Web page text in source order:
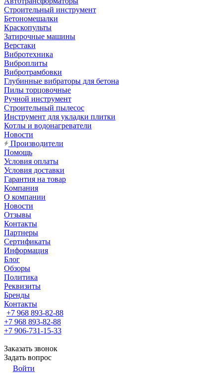
Строительный инструмент
Бетономешалки
Краскопульты
Затирочные машины
Верстаки
Вибротехника
Виброплиты
Вибротрамбовки
Глубинные вибраторы для бетона
Пилы торцовочные
Ручной инструмент
Строительный пылесос
Инструмент для укладки плитки
Котлы и водонагреватели
Новости
Производители
Помощь
Условия оплаты
Условия доставки
Гарантия на товар
Компания
О компании
Новости
Отзывы
Контакты
Партнеры
Сертификаты
Информация
Блог
Обзоры
Политика
Реквизиты
Бренды
Контакты
+7 968 893-82-88
+7 968 893-82-88
+7 906-731-15-33
Заказать звонок
Задать вопрос
Войти